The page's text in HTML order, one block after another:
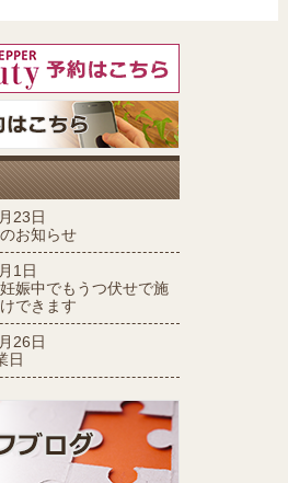
23日
お知らせ
1日
娠中でもうつ伏せで施
できます
26日
日